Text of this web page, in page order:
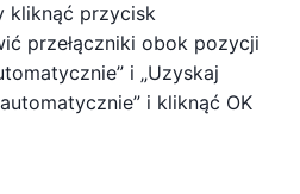
kliknąć przycisk
przełączniki obok pozycji
i „Uzyskaj
i kliknąć OK